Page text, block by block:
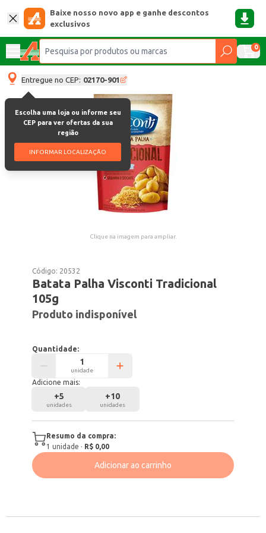
Baixe nosso novo app e ganhe descontos
exclusivos
0
Entregue no CEP: 02170-901
Escolha uma loja ou informe seu
CEP para ver ofertas da sua
região
INFORMAR LOCALIZAÇÃO
Clique na imagem para ampliar.
Código: 20532
Batata Palha Visconti Tradicional
105g
Produto indisponível
Quantidade:
unidade
Adicione mais:
+5
unidades
+10
unidades
Resumo da compra:
1 unidade · R$ 0,00
Adicionar ao carrinho